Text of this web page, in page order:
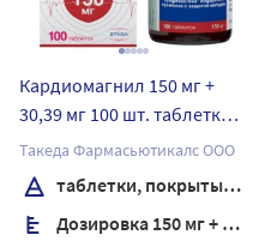
Кардиомагнил 150 мг +
30,39 мг 100 шт. таблетки,
покрытые пленочной
оболочкой
Такеда Фармасьютикалс ООО
таблетки, покрытые пленочной оболочкой
Дозировка 150 мг + 30,39 мг